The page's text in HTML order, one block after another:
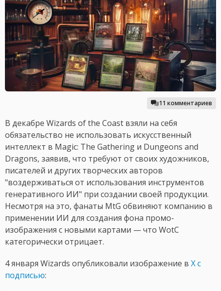
11 комментариев
В декабре Wizards of the Coast взяли на себя
обязательство не использовать искусственный
интеллект в Magic: The Gathering и Dungeons and
Dragons, заявив, что требуют от своих художников,
писателей и других творческих авторов
"воздерживаться от использования инструментов
генеративного ИИ" при создании своей продукции.
Несмотря на это, фанаты MtG обвиняют компанию в
применении ИИ для создания фона промо-
изображения с новыми картами — что WotC
категорически отрицает.
4 января Wizards опубликовали изображение в X с
подписью: